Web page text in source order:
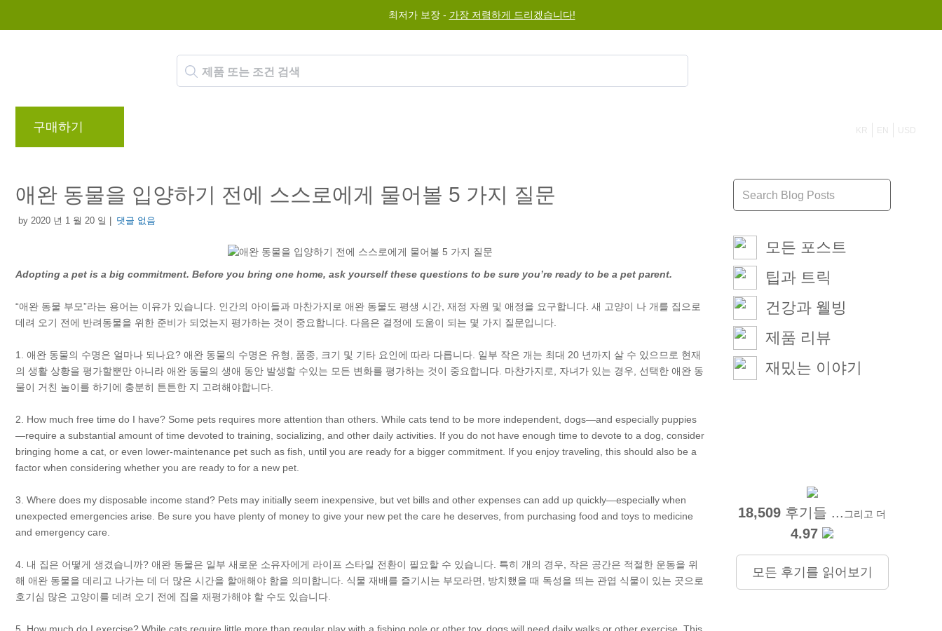
최저가 보장 - 가장 저렴하게 드리겠습니다!
구매하기 KR EN USD
애완 동물을 입양하기 전에 스스로에게 물어볼 5 가지 질문
by 2020 년 1 월 20 일 | 댓글 없음
Adopting a pet is a big commitment. Before you bring one home, ask yourself these questions to be sure you’re ready to be a pet parent.
“애완 동물 부모”라는 용어는 이유가 있습니다. 인간의 아이들과 마찬가지로 애완 동물도 평생 시간, 재정 자원 및 애정을 요구합니다. 새 고양이 나 개를 집으로
데려 오기 전에 반려동물을 위한 준비가 되었는지 평가하는 것이 중요합니다. 다음은 결정에 도움이 되는 몇 가지 질문입니다.
1. 애완 동물의 수명은 얼마나 되나요? 애완 동물의 수명은 유형, 품종, 크기 및 기타 요인에 따라 다릅니다. 일부 작은 개는 최대 20 년까지 살 수 있으므로 현재
의 생활 상황을 평가할뿐만 아니라 애완 동물의 생애 동안 발생할 수있는 모든 변화를 평가하는 것이 중요합니다. 마찬가지로, 자녀가 있는 경우, 선택한 애완 동
물이 거친 놀이를 하기에 충분히 튼튼한 지 고려해야합니다.
2. How much free time do I have? Some pets requires more attention than others. While cats tend to be more independent, dogs—and especially puppies
—require a substantial amount of time devoted to training, socializing, and other daily activities. If you do not have enough time to devote to a dog, consider
bringing home a cat, or even lower-maintenance pet such as fish, until you are ready for a bigger commitment. If you enjoy traveling, this should also be a
factor when considering whether you are ready to for a new pet.
3. Where does my disposable income stand? Pets may initially seem inexpensive, but vet bills and other expenses can add up quickly—especially when
unexpected emergencies arise. Be sure you have plenty of money to give your new pet the care he deserves, from purchasing food and toys to medicine
and emergency care.
4. 내 집은 어떻게 생겼습니까? 애완 동물은 일부 새로운 소유자에게 라이프 스타일 전환이 필요할 수 있습니다. 특히 개의 경우, 작은 공간은 적절한 운동을 위
해 애완 동물을 데리고 나가는 데 더 많은 시간을 할애해야 함을 의미합니다. 식물 재배를 즐기시는 부모라면, 방치했을 때 독성을 띄는 관엽 식물이 있는 곳으로
호기심 많은 고양이를 데려 오기 전에 집을 재평가해야 할 수도 있습니다.
모든 포스트
팁과 트릭
건강과 웰빙
제품 리뷰
재밌는 이야기
18,509 후기들 ... 그리고 더
4.97
모든 후기를 읽어보기